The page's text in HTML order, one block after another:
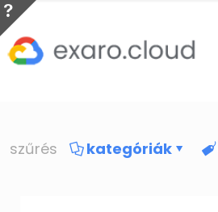
szűrés kategóriák